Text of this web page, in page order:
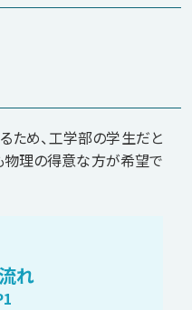
ため、工学部の学生だと
物理の得意な方が希望で
れ